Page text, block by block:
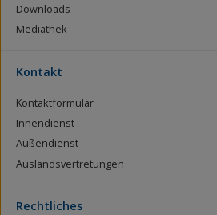
Downloads
Mediathek
Kontakt
Kontaktformular
Innendienst
Außendienst
Auslandsvertretungen
Rechtliches